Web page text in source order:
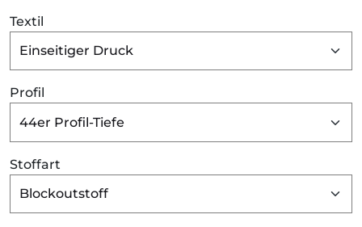
Textil
Profil
Stoffart